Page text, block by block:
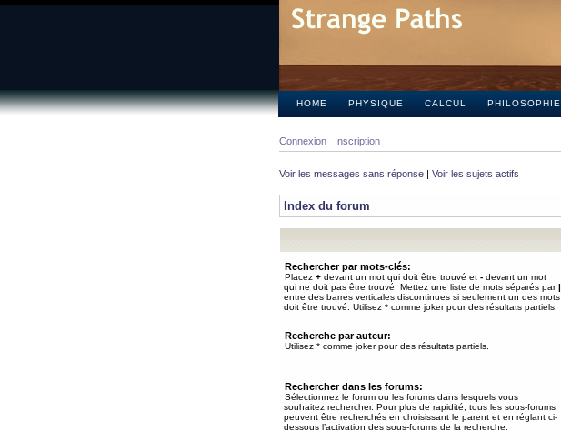
HOME PHYSIQUE CALCUL PHILOSOPHIE
Connexion Inscription
Voir les messages sans réponse | Voir les sujets actifs
Index du forum
Rechercher par mots-clés:
Placez + devant un mot qui doit être trouvé et - devant un mot
qui ne doit pas être trouvé. Mettez une liste de mots séparés par|
entre des barres verticales discontinues si seulement un des mots
doit être trouvé. Utilisez * comme joker pour des résultats partiels.
Recherche par auteur:
Utilisez * comme joker pour des résultats partiels.
Rechercher dans les forums:
Sélectionnez le forum ou les forums dans lesquels vous
souhaitez rechercher. Pour plus de rapidité, tous les sous-forums
peuvent être recherchés en choisissant le parent et en réglant ci-
dessous l’activation des sous-forums de la recherche.